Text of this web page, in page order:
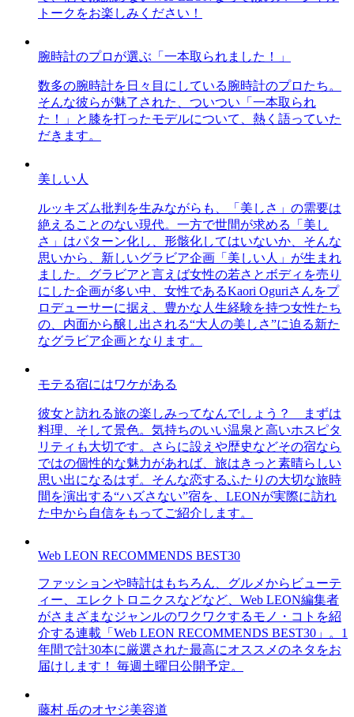
トークをお楽しみください！
腕時計のプロが選ぶ「一本取られました！」
数多の腕時計を日々目にしている腕時計のプロたち。
そんな彼らが魅了された、ついつい「一本取られ
た！」と膝を打ったモデルについて、熱く語っていた
だきます。
美しい人
ルッキズム批判を生みながらも、「美しさ」の需要は
絶えることのない現代。一方で世間が求める「美し
さ」はパターン化し、形骸化してはいないか、そんな
思いから、新しいグラビア企画「美しい人」が生まれ
ました。グラビアと言えば女性の若さとボディを売り
にした企画が多い中、女性であるKaori Oguriさんをプ
ロデューサーに据え、豊かな人生経験を持つ女性たち
の、内面から醸し出される“大人の美しさ”に迫る新た
なグラビア企画となります。
モテる宿にはワケがある
彼女と訪れる旅の楽しみってなんでしょう？ まずは
料理、そして景色。気持ちのいい温泉と高いホスピタ
リティも大切です。さらに設えや歴史などその宿なら
ではの個性的な魅力があれば、旅はきっと素晴らしい
思い出になるはず。そんな恋するふたりの大切な旅時
間を演出する“ハズさない”宿を、LEONが実際に訪れ
た中から自信をもってご紹介します。
Web LEON RECOMMENDS BEST30
ファッションや時計はもちろん、グルメからビューテ
ィー、エレクトロニクスなどなど、Web LEON編集者
がさまざまなジャンルのワクワクするモノ・コトを紹
介する連載「Web LEON RECOMMENDS BEST30」。1
年間で計30本に厳選された最高にオススメのネタをお
届けします！ 毎週土曜日公開予定。
藤村 岳のオヤジ美容道